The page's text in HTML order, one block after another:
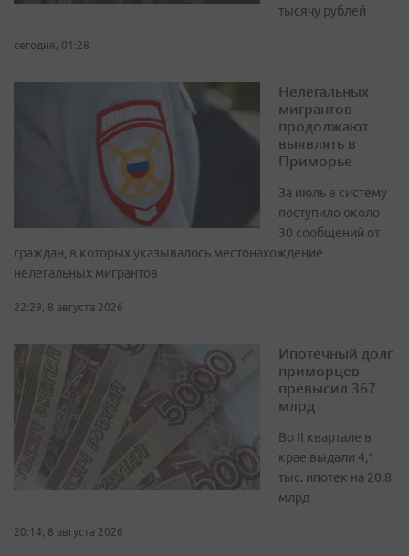
тысячу рублей
сегодня, 01:28
Нелегальных
мигрантов
продолжают
выявлять в
Приморье
За июль в систему
поступило около
30 сообщений от
граждан, в которых указывалось местонахождение
нелегальных мигрантов
22:29, 8 августа 2026
Ипотечный долг
приморцев
превысил 367
млрд
Во II квартале в
крае выдали 4,1
тыс. ипотек на 20,8
млрд
20:14, 8 августа 2026